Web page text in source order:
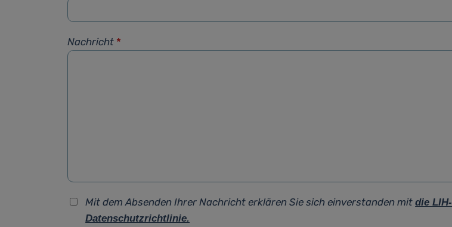
Nachricht *
Mit dem Absenden Ihrer Nachricht erklären Sie sich einverstanden mitdie LIH-
Datenschutzrichtlinie.